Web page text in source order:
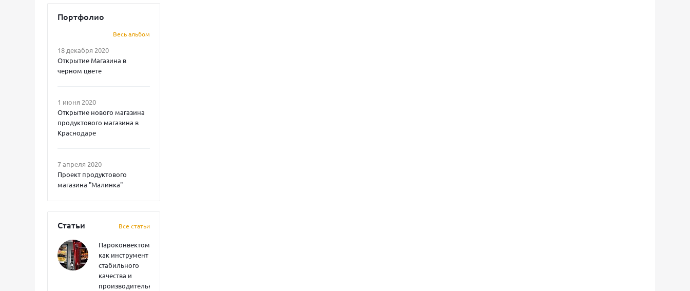
Портфолио
Весь альбом
18 декабря 2020
Открытие Магазина в
черном цвете
1 июня 2020
Открытие нового магазина
продуктового магазина в
Краснодаре
7 апреля 2020
Проект продуктового
магазина "Малинка"
Статьи Все статьи
Пароконвектоматы
как инструмент
стабильного
качества и
производительности